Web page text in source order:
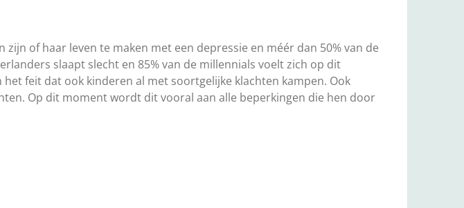
of haar leven te maken met een depressie en méér dan 50% van de
slaapt slecht en 85% van de millennials voelt zich op dit
feit dat ook kinderen al met soortgelijke klachten kampen. Ook
Op dit moment wordt dit vooral aan alle beperkingen die hen door